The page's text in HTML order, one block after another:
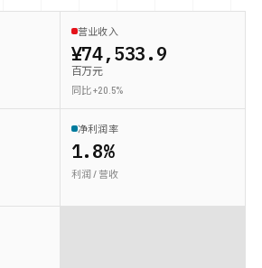
营业收入
¥74,533.9
百万元
同比 +20.5%
净利润率
1.8%
利润 / 营收